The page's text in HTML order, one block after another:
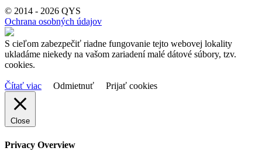
© 2014 - 2026 QYS
Ochrana osobných údajov
S cieľom zabezpečiť riadne fungovanie tejto webovej lokality
ukladáme niekedy na vašom zariadení malé dátové súbory, tzv.
cookies.
Čítať viac Odmietnuť Prijať cookies
Close
Privacy Overview